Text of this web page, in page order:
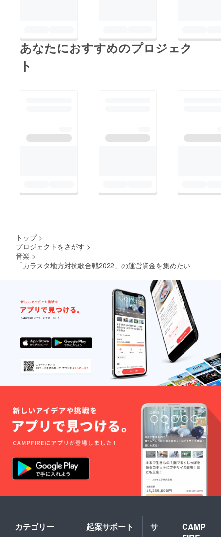
あなたにおすすめのプロジェク
ト
トップ >
プロジェクトをさがす >
音楽 >
「カラスタ地方対抗歌合戦2022」の運営資金を集めたい
カテゴリー 起案サポート
サ
CAMP